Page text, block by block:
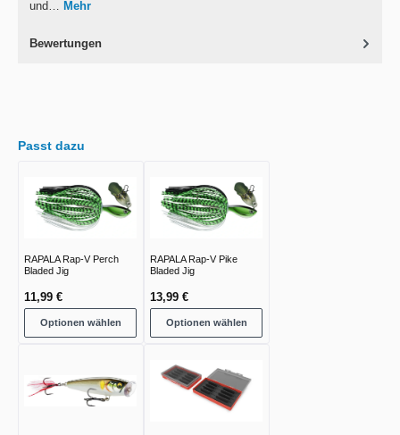
und… Mehr
Bewertungen
Passt dazu
RAPALA Rap-V Perch
Bladed Jig
11,99 €
Optionen wählen
RAPALA Rap-V Pike
Bladed Jig
13,99 €
Optionen wählen